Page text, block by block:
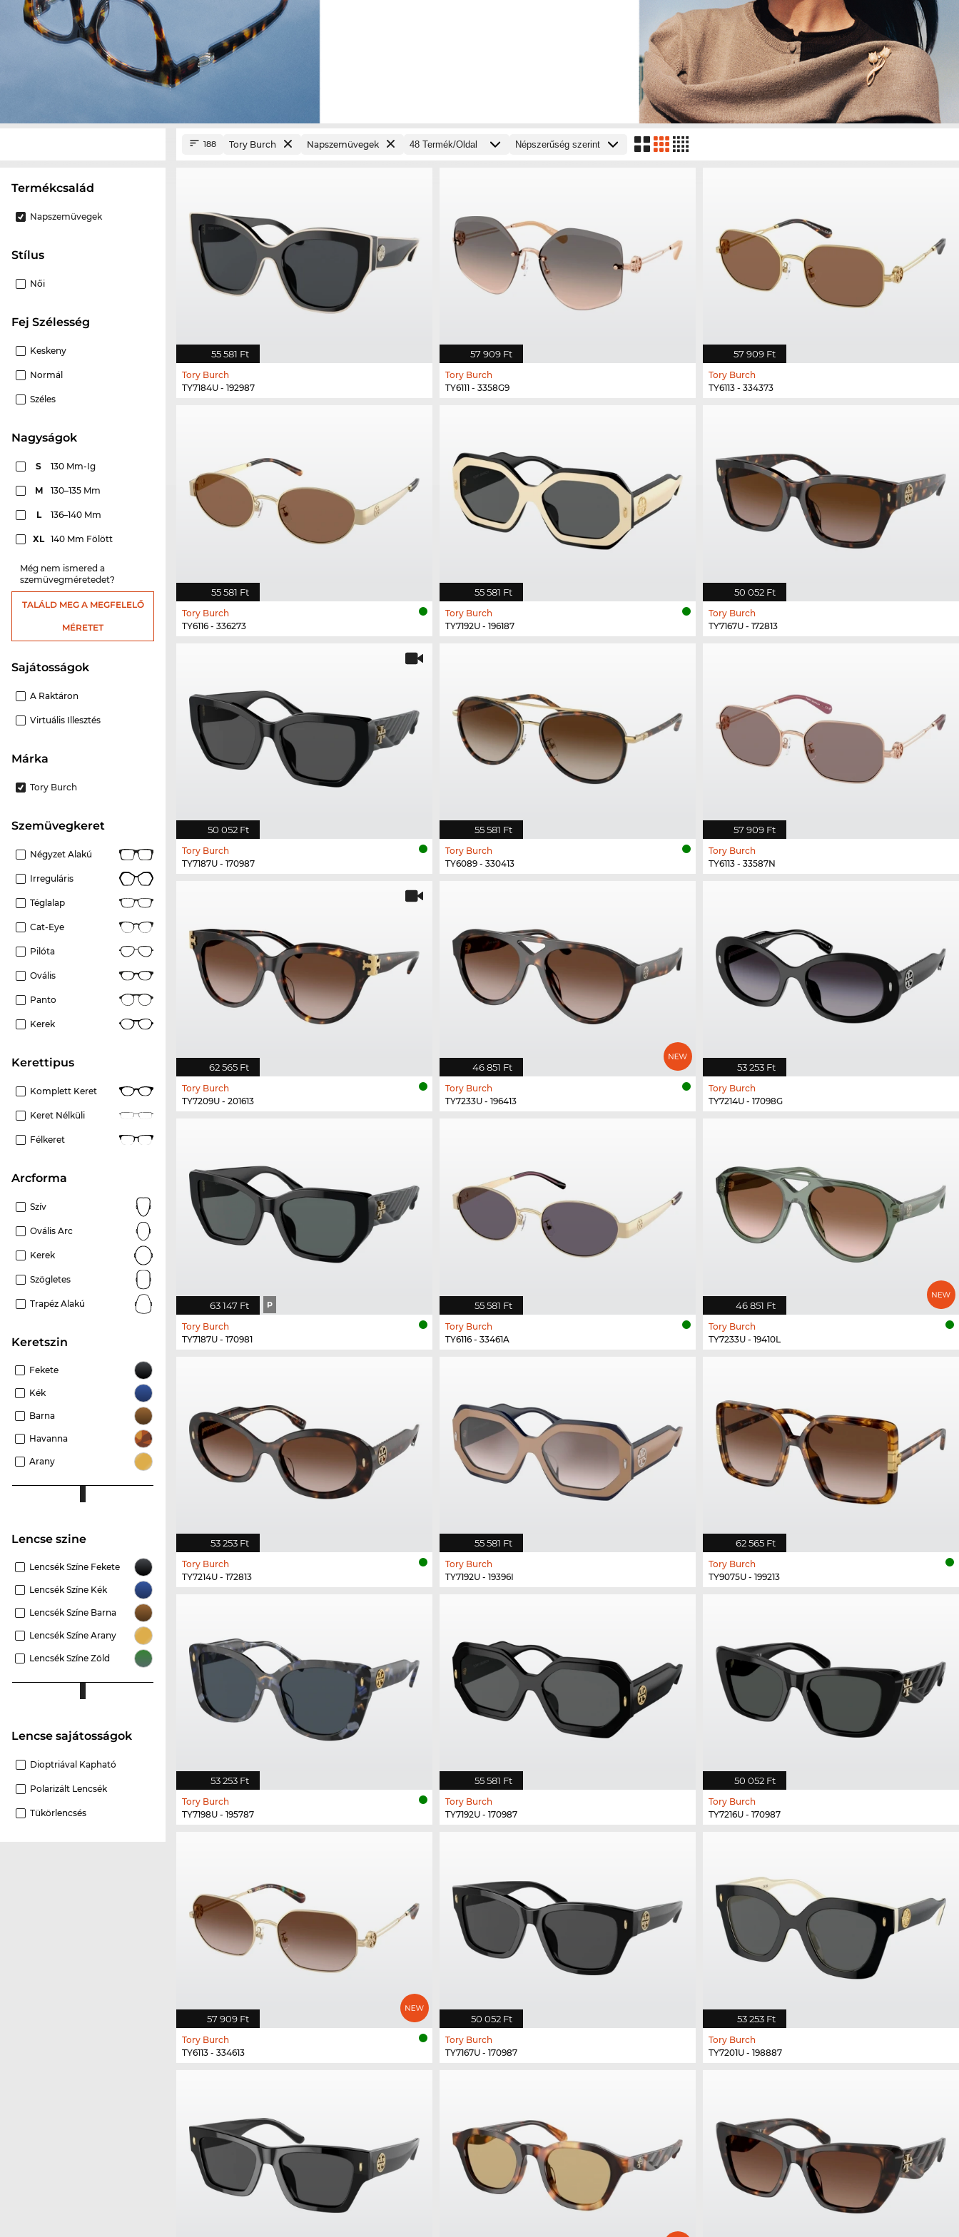
termékcsalád
Napszemüvegek
Stílus
Női
Fej Szélesség
Keskeny
Normál
Széles
nagyságok
S 130 Mm-Ig
M 130–135 Mm
L 136–140 Mm
XL 140 Mm Fölött
Még nem ismered a
szemüvegméretedet?
TALÁLD MEG A MEGFELELŐ
MÉRETET
Sajátosságok
A Raktáron
Virtuális Illesztés
Márka
Tory Burch
szemüvegkeret
Négyzet Alakú
Irreguláris
Téglalap
Cat-Eye
Pilóta
Ovális
Panto
Kerek
kerettipus
Komplett Keret
Keret Nélküli
Félkeret
Arcforma
Szív
Ovális Arc
Kerek
Szögletes
Trapéz Alakú
keretszin
Fekete
Kék
Barna
Havanna
Arany
Lencse szine
Lencsék Színe Fekete
Lencsék Színe Kék
Lencsék Színe Barna
Lencsék Színe Arany
Lencsék Színe Zöld
Lencse sajátosságok
Dioptriával Kapható
Polarizált Lencsék
Tükörlencsés
188 Tory Burch Napszemüvegek
55 581 Ft
Tory Burch
TY7184U - 192987
57 909 Ft
Tory Burch
TY6111 - 3358G9
57 909 Ft
Tory Burch
TY6113 - 334373
55 581 Ft
Tory Burch
TY6116 - 336273
55 581 Ft
Tory Burch
TY7192U - 196187
50 052 Ft
Tory Burch
TY7167U - 172813
50 052 Ft
Tory Burch
TY7187U - 170987
55 581 Ft
Tory Burch
TY6089 - 330413
57 909 Ft
Tory Burch
TY6113 - 33587N
62 565 Ft
Tory Burch
TY7209U - 201613
46 851 Ft
Tory Burch
TY7233U - 196413
53 253 Ft
Tory Burch
TY7214U - 17098G
63 147 Ft P
Tory Burch
TY7187U - 170981
55 581 Ft
Tory Burch
TY6116 - 33461A
46 851 Ft
Tory Burch
TY7233U - 19410L
53 253 Ft
Tory Burch
TY7214U - 172813
55 581 Ft
Tory Burch
TY7192U - 19396I
62 565 Ft
Tory Burch
TY9075U - 199213
53 253 Ft
Tory Burch
TY7198U - 195787
55 581 Ft
Tory Burch
TY7192U - 170987
50 052 Ft
Tory Burch
TY7216U - 170987
57 909 Ft
Tory Burch
TY6113 - 334613
50 052 Ft
Tory Burch
TY7167U - 170987
53 253 Ft
Tory Burch
TY7201U - 198887